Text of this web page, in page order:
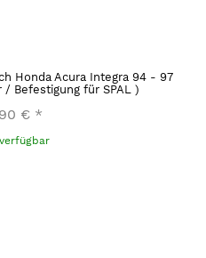
Honda Acura Integra 94 - 97
Befestigung für SPAL )
€ *